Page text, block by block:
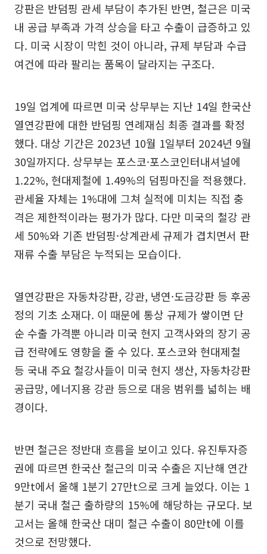
강판은 반덤핑 관세 부담이 추가된 반면, 철근은 미국
내 공급 부족과 가격 상승을 타고 수출이 급증하고 있
다. 미국 시장이 막힌 것이 아니라, 규제 부담과 수급
여건에 따라 팔리는 품목이 달라지는 구조다.
19일 업계에 따르면 미국 상무부는 지난 14일 한국산
열연강판에 대한 반덤핑 연례재심 최종 결과를 확정
했다. 대상 기간은 2023년 10월 1일부터 2024년 9월
30일까지다. 상무부는 포스코·포스코인터내셔널에
1.22%, 현대제철에 1.49%의 덤핑마진을 적용했다.
관세율 자체는 1%대에 그쳐 실적에 미치는 직접 충
격은 제한적이라는 평가가 많다. 다만 미국의 철강 관
세 50%와 기존 반덤핑·상계관세 규제가 겹치면서 판
재류 수출 부담은 누적되는 모습이다.
열연강판은 자동차강판, 강관, 냉연·도금강판 등 후공
정의 기초 소재다. 이 때문에 통상 규제가 쌓이면 단
순 수출 가격뿐 아니라 미국 현지 고객사와의 장기 공
급 전략에도 영향을 줄 수 있다. 포스코와 현대제철
등 국내 주요 철강사들이 미국 현지 생산, 자동차강판
공급망, 에너지용 강관 등으로 대응 범위를 넓히는 배
경이다.
반면 철근은 정반대 흐름을 보이고 있다. 유진투자증
권에 따르면 한국산 철근의 미국 수출은 지난해 연간
9만t에서 올해 1분기 27만t으로 크게 늘었다. 이는 1
분기 국내 철근 출하량의 15%에 해당하는 규모다. 보
고서는 올해 한국산 대미 철근 수출이 80만t에 이를
것으로 전망했다.